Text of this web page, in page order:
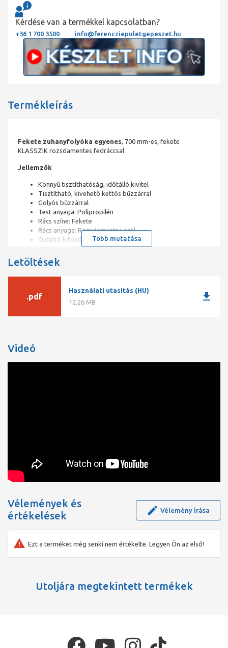
Kérdése van a termékkel kapcsolatban?
+36 1 700 3500 info@ferencziepuletgepeszet.hu
Termékleírás
Fekete zuhanyfolyóka egyenes, 700 mm-es, fekete
KLASSZIK rozsdamentes fedráccsal
Jellemzők
Könnyű tisztíthatóság, időtálló kivitel
Tisztítható, kivehető kettős bűzzárral
Golyós bűzzárral
Test anyaga: Polipropilén
Rács színe: Fekete
Rács anyaga: Rozsdamentes acél
Oldalsó kifolyású
Több mutatása
Letöltések
.pdf
Használati utasítás (HU)
12,26 MB
download
Videó
Vélemények és
értékelések
Vélemény írása
Ezt a terméket még senki nem értékelte. Legyen Ön az első!
Utoljára megtekintett termékek